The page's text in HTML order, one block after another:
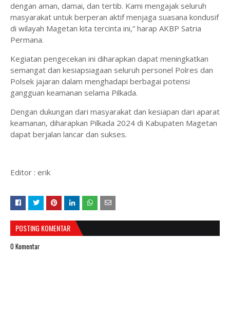
dengan aman, damai, dan tertib. Kami mengajak seluruh
masyarakat untuk berperan aktif menjaga suasana kondusif
di wilayah Magetan kita tercinta ini,” harap AKBP Satria
Permana.
Kegiatan pengecekan ini diharapkan dapat meningkatkan
semangat dan kesiapsiagaan seluruh personel Polres dan
Polsek jajaran dalam menghadapi berbagai potensi
gangguan keamanan selama Pilkada.
Dengan dukungan dari masyarakat dan kesiapan dari aparat
keamanan, diharapkan Pilkada 2024 di Kabupaten Magetan
dapat berjalan lancar dan sukses.
Editor : erik
POSTING KOMENTAR
0 Komentar